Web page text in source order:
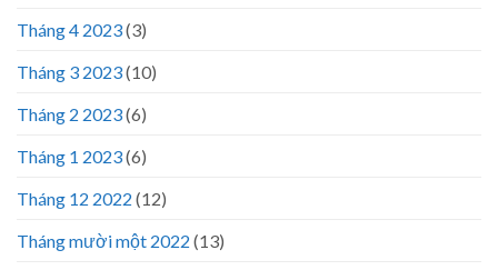
Tháng 4 2023(3)
Tháng 3 2023(10)
Tháng 2 2023(6)
Tháng 1 2023(6)
Tháng 12 2022 (12)
Tháng mười một 2022 (13)